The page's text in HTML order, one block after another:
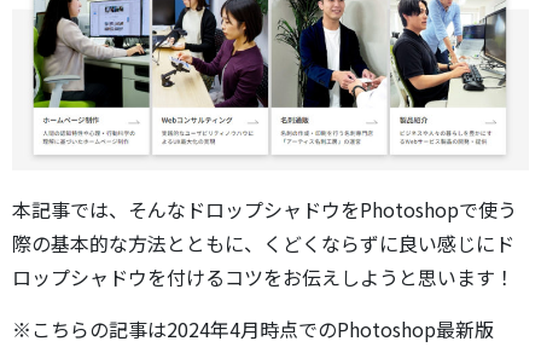
本記事では、そんなドロップシャドウをPhotoshopで使う
際の基本的な方法とともに、くどくならずに良い感じにド
ロップシャドウを付けるコツをお伝えしようと思います！
※こちらの記事は2024年4月時点でのPhotoshop最新版